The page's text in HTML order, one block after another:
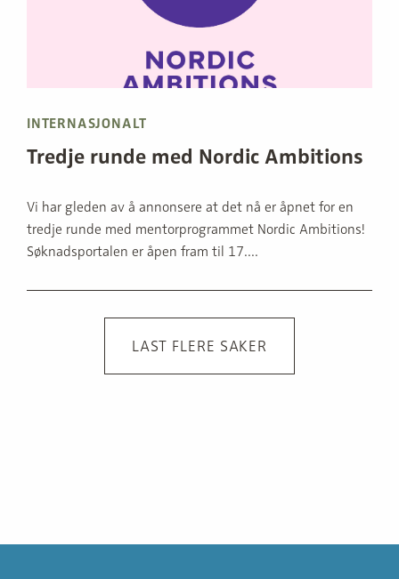
INTERNASJONALT
Tredje runde med Nordic Ambitions
Vi har gleden av å annonsere at det nå er åpnet for en
tredje runde med mentorprogrammet Nordic Ambitions!
Søknadsportalen er åpen fram til 17....
LAST FLERE SAKER